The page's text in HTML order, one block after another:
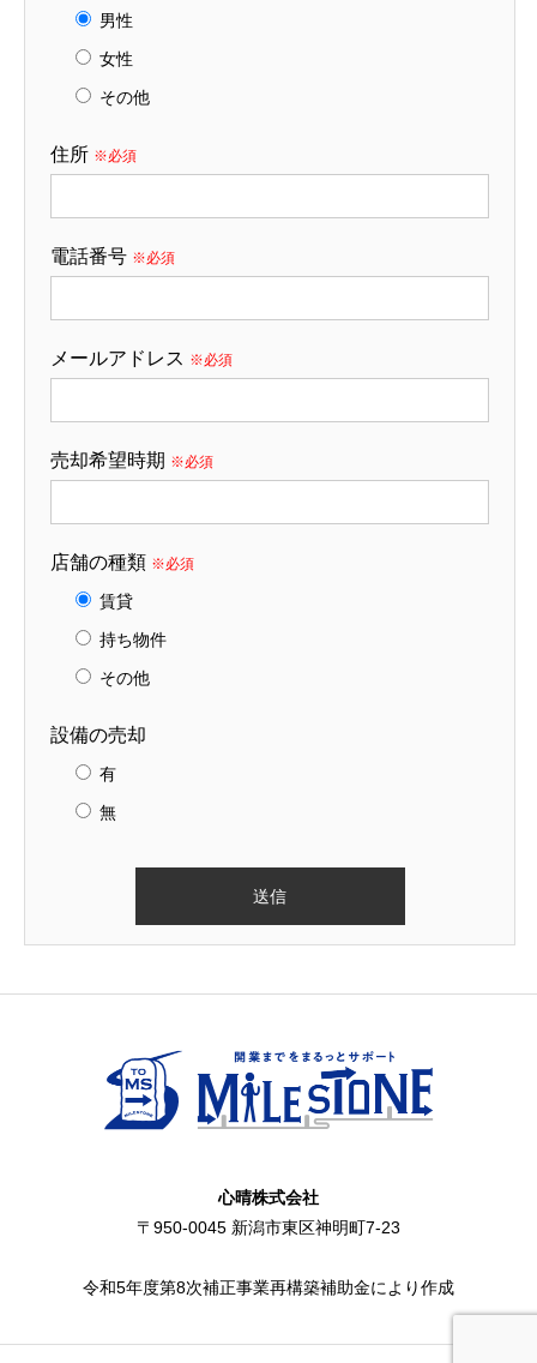
男性
女性
その他
住所 ※必須
電話番号 ※必須
メールアドレス ※必須
売却希望時期 ※必須
店舗の種類 ※必須
賃貸
持ち物件
その他
設備の売却
有
無
心晴株式会社
〒950-0045 新潟市東区神明町7-23
令和5年度第8次補正事業再構築補助金により作成